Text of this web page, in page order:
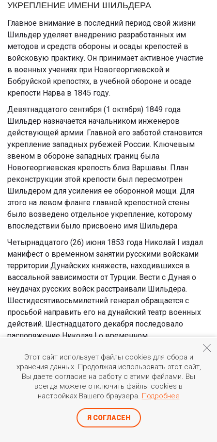
УКРЕПЛЕНИЕ ИМЕНИ ШИЛЬДЕРА
Главное внимание в последний период свой жизни
Шильдер уделяет внедрению разработанных им
методов и средств обороны и осады крепостей в
войсковую практику. Он принимает активное участие
в военных учениях при Новогеоргиевской и
Бобруйской крепостях, в учебной обороне и осаде
крепости Нарва в 1845 году.
Девятнадцатого сентября (1 октября) 1849 года
Шильдер назначается начальником инженеров
действующей армии. Главной его заботой становится
укрепление западных рубежей России. Ключевым
звеном в обороне западных границ была
Новогеоргиевская крепость близ Варшавы. План
реконструкции этой крепости был пересмотрен
Шильдером для усиления ее оборонной мощи. Для
этого на левом фланге главной крепостной стены
было возведено отдельное укрепление, которому
впоследствии было присвоено имя Шильдера.
Четырнадцатого (26) июня 1853 года Николай I издал
манифест о временном занятии русскими войсками
территории Дунайских княжеств, находившихся в
вассальной зависимости от Турции. Вести с Дуная о
неудачах русских войск расстраивали Шильдера.
Шестидесятивосьмилетний генерал обращается с
просьбой направить его на дунайский театр военных
действий. Шестнадцатого декабря последовало
распоряжение Николая I о временном
командующего, которым был князь Михаил
Дмитриевич Горчаков.
Шильдер настаивал на том, чтобы
перейти от бездействия к решительному
Этот сайт использует файлы cookies для сбора и
хранения данных. Продолжая использовать этот сайт,
Вы даете согласие на работу с этими файлами. Вы
всегда можете отключить файлы cookies в
настройках Вашего браузера. Подробнее
Я СОГЛАСЕН